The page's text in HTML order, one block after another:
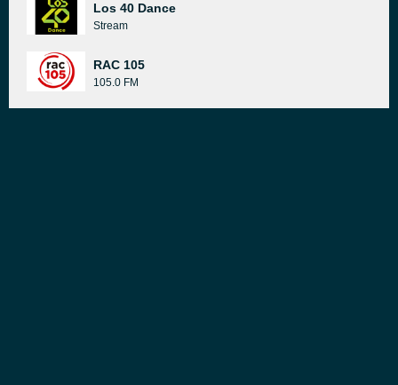
Los 40 Dance
Stream
RAC 105
105.0 FM